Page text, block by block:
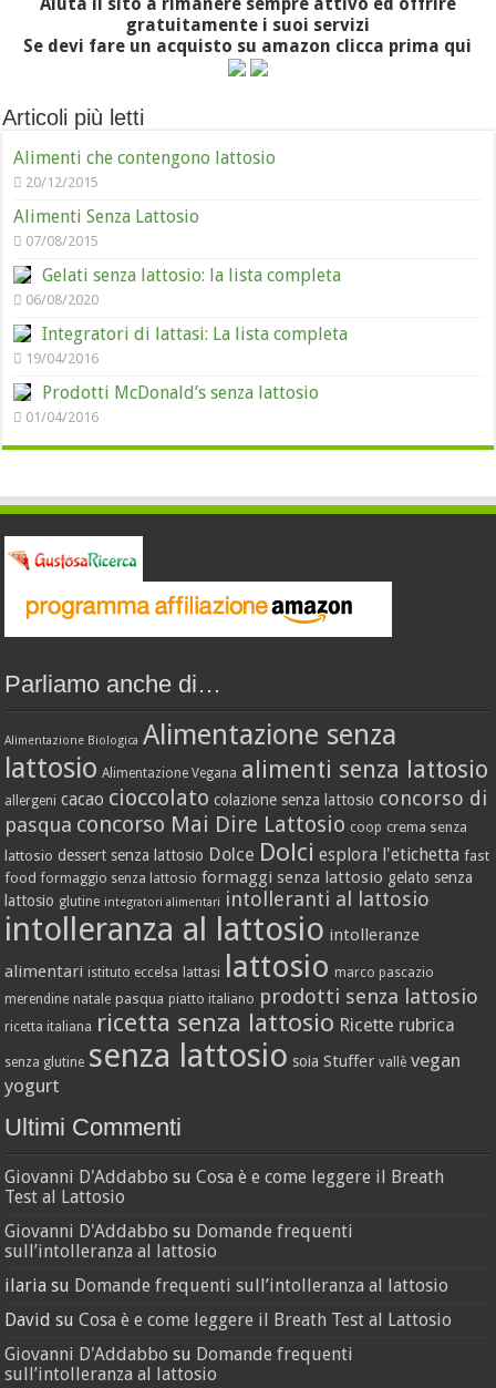
gratuitamente i suoi servizi
Se devi fare un acquisto su amazon clicca prima qui
Articoli più letti
Alimenti che contengono lattosio
20/12/2015
Alimenti Senza Lattosio
07/08/2015
Gelati senza lattosio: la lista completa
06/08/2020
Integratori di lattasi: La lista completa
19/04/2016
Prodotti McDonald’s senza lattosio
01/04/2016
Parliamo anche di…
Alimentazione Biologica Alimentazione senza
lattosio Alimentazione Vegana alimenti senza lattosio
allergeni cacao cioccolato colazione senza lattosio concorso di
pasqua concorso Mai Dire Lattosio coop crema senza
lattosio dessert senza lattosio Dolce Dolci esplora l'etichetta fast
food formaggio senza lattosio formaggi senza lattosio gelato senza
lattosio glutine integratori alimentari intolleranti al lattosio
intolleranza al lattosio intolleranze
alimentari istituto eccelsa lattasi lattosio marco pascazio
merendine natale pasqua piatto italiano prodotti senza lattosio
ricetta italiana ricetta senza lattosio Ricette rubrica
senza glutine senza lattosio soia Stuffer vallè vegan
yogurt
Ultimi Commenti
Giovanni D'Addabbo suCosa è e come leggere il Breath
Test al Lattosio
Giovanni D'Addabbo su Domande frequenti
sull’intolleranza al lattosio
ilaria su Domande frequenti sull’intolleranza al lattosio
David suCosa è e come leggere il Breath Test al Lattosio
Giovanni D'Addabbo su Domande frequenti
sull’intolleranza al lattosio